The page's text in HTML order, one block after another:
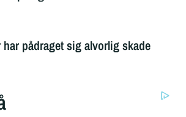
pådraget sig alvorlig skade